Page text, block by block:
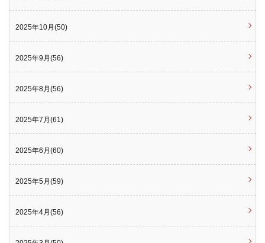
2025年10月(50)
2025年9月(56)
2025年8月(56)
2025年7月(61)
2025年6月(60)
2025年5月(59)
2025年4月(56)